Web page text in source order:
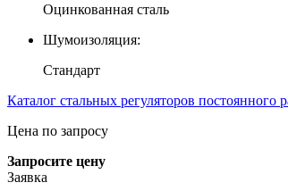
Оцинкованная сталь
Шумоизоляция:
Стандарт
Каталог стальных регуляторов постоянного
Цена по запросу
Запросите цену
Заявка